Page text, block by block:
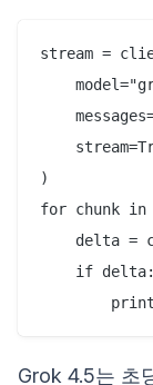
stream =
)
for chunk in
delta =
    if delta:
Grok 4.5는 초